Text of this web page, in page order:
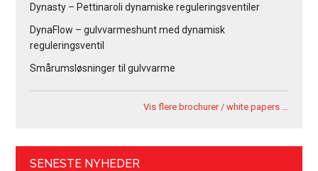
Dynasty – Pettinaroli dynamiske reguleringsventiler
DynaFlow – gulvvarmeshunt med dynamisk
reguleringsventil
Smårumsløsninger til gulvvarme
Vis flere brochurer / white papers …
SENESTE NYHEDER